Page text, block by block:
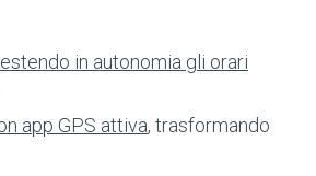
in autonomia gli orari
app GPS attiva, trasformando